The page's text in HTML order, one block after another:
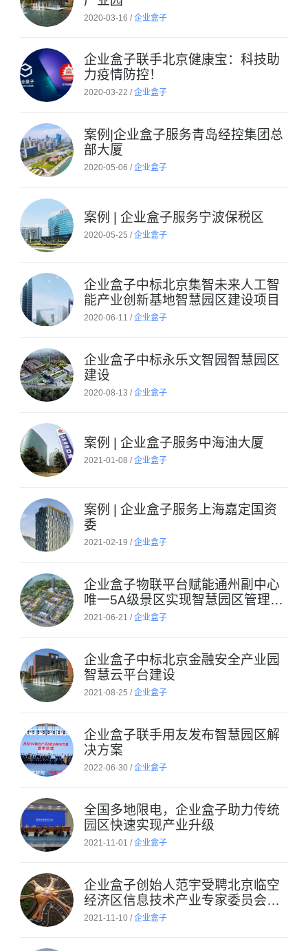
2020-03-16 /企业盒子
企业盒子联手北京健康宝：科技助
力疫情防控！
2020-03-22 /企业盒子
案例|企业盒子服务青岛经控集团总
部大厦
2020-05-06 /企业盒子
案例 | 企业盒子服务宁波保税区
2020-05-25 /企业盒子
企业盒子中标北京集智未来人工智
能产业创新基地智慧园区建设项目
2020-06-11 /企业盒子
企业盒子中标永乐文智园智慧园区
建设
2020-08-13 /企业盒子
案例 | 企业盒子服务中海油大厦
2021-01-08 /企业盒子
案例 | 企业盒子服务上海嘉定国资
委
2021-02-19 /企业盒子
企业盒子物联平台赋能通州副中心
唯一5A级景区实现智慧园区管理系
统
2021-06-21 /企业盒子
企业盒子中标北京金融安全产业园
智慧云平台建设
2021-08-25 /企业盒子
企业盒子联手用友发布智慧园区解
决方案
2022-06-30 /企业盒子
全国多地限电，企业盒子助力传统
园区快速实现产业升级
2021-11-01 /企业盒子
企业盒子创始人范宇受聘北京临空
经济区信息技术产业专家委员会专
家
2021-11-10 /企业盒子